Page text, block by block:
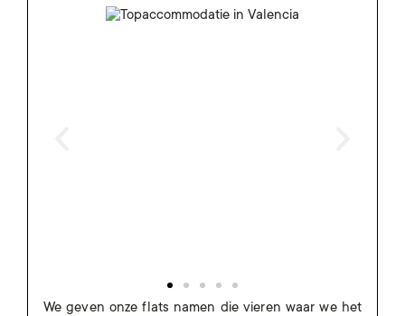
We geven onze flats namen die vieren waar we het